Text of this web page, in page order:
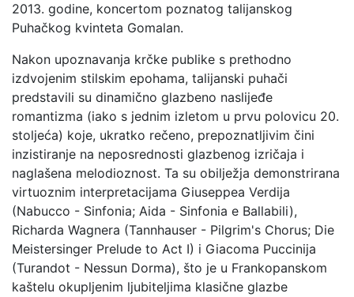
2013. godine, koncertom poznatog talijanskog
Puhačkog kvinteta Gomalan.
Nakon upoznavanja krčke publike s prethodno
izdvojenim stilskim epohama, talijanski puhači
predstavili su dinamično glazbeno naslijeđe
romantizma (iako s jednim izletom u prvu polovicu 20.
stoljeća) koje, ukratko rečeno, prepoznatljivim čini
inzistiranje na neposrednosti glazbenog izričaja i
naglašena melodioznost. Ta su obilježja demonstrirana
virtuoznim interpretacijama Giuseppea Verdija
(Nabucco - Sinfonia; Aida - Sinfonia e Ballabili),
Richarda Wagnera (Tannhauser - Pilgrim's Chorus; Die
Meistersinger Prelude to Act I) i Giacoma Puccinija
(Turandot - Nessun Dorma), što je u Frankopanskom
kaštelu okupljenim ljubiteljima klasične glazbe